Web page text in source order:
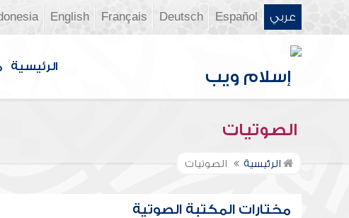
عربي Español
Deutsch
Français
English
الرئيسية
الصوتيات
الرئيسية الصوتيات
مختارات المكتبة الصوتية